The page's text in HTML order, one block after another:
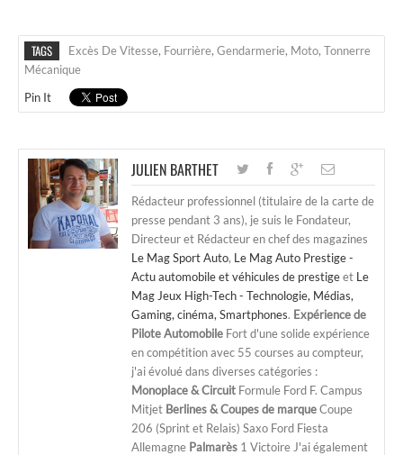
TAGS Excès De Vitesse, Fourrière, Gendarmerie, Moto, Tonnerre
Mécanique
Pin It
JULIEN BARTHET
Rédacteur professionnel (titulaire de la carte de
presse pendant 3 ans), je suis le Fondateur,
Directeur et Rédacteur en chef des magazines
Le Mag Sport Auto, Le Mag Auto Prestige -
Actu automobile et véhicules de prestigeet Le
Mag Jeux High-Tech - Technologie, Médias,
Gaming, cinéma, Smartphones. Expérience de
Pilote Automobile Fort d'une solide expérience
en compétition avec 55 courses au compteur,
j'ai évolué dans diverses catégories :
Monoplace & Circuit Formule Ford F. Campus
Mitjet Berlines & Coupes de marqueCoupe
206 (Sprint et Relais) Saxo Ford Fiesta
Allemagne Palmarès 1 Victoire J'ai également